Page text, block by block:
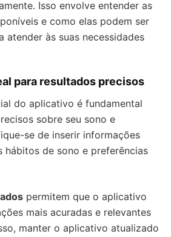
Isso envolve entender as
e como elas podem ser
atender às suas necessidades
para resultados precisos
do aplicativo é fundamental
sobre seu sono e
se de inserir informações
hábitos de sono e preferências
permitem que o aplicativo
mais acuradas e relevantes
manter o aplicativo atualizado